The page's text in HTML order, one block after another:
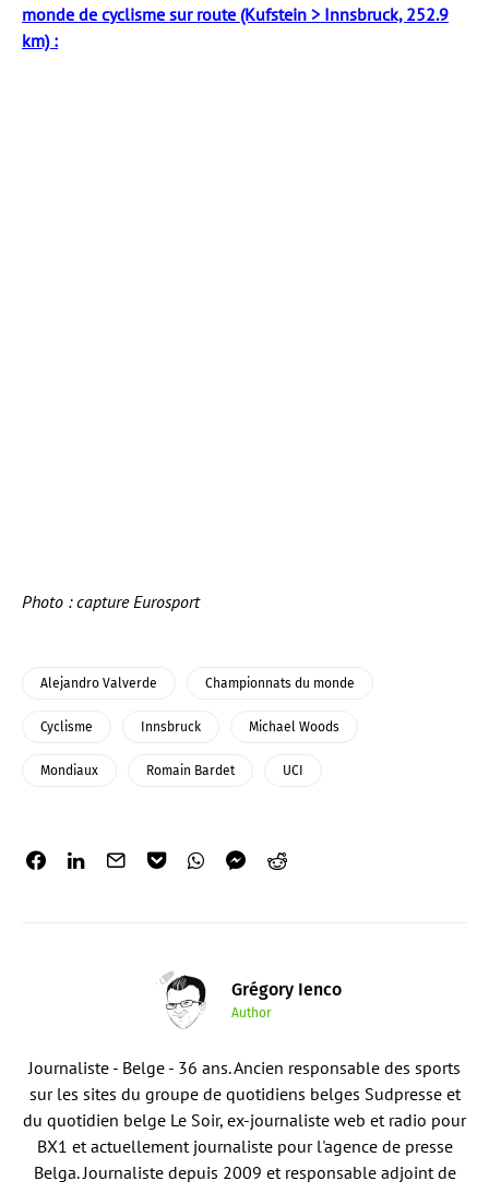
monde de cyclisme sur route (Kufstein > Innsbruck, 252.9
km) :
Photo : capture Eurosport
Alejandro Valverde Championnats du monde
Cyclisme Innsbruck Michael Woods
Mondiaux Romain Bardet UCI
Grégory Ienco
Author
Journaliste - Belge - 36 ans. Ancien responsable des sports
sur les sites du groupe de quotidiens belges Sudpresse et
du quotidien belge Le Soir, ex-journaliste web et radio pour
BX1 et actuellement journaliste pour l'agence de presse
Belga. Journaliste depuis 2009 et responsable adjoint de